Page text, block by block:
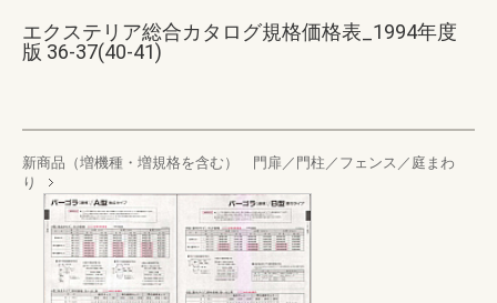
エクステリア総合カタログ規格価格表_1994年度
版 36-37(40-41)
新商品（増機種・増規格を含む） 門扉／門柱／フェンス／庭まわ
り